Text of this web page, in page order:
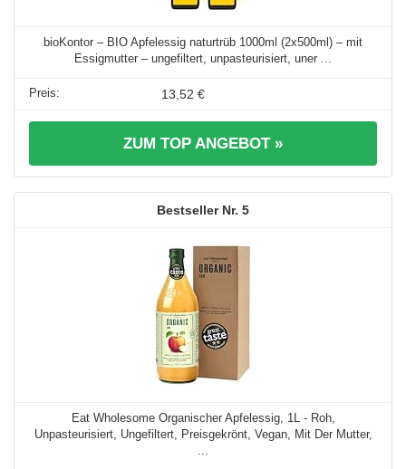
bioKontor – BIO Apfelessig naturtrüb 1000ml (2x500ml) – mit
Essigmutter – ungefiltert, unpasteurisiert, uner ...
13,52 €
ZUM TOP ANGEBOT »
5
Eat Wholesome Organischer Apfelessig, 1L - Roh,
Unpasteurisiert, Ungefiltert, Preisgekrönt, Vegan, Mit Der Mutter,